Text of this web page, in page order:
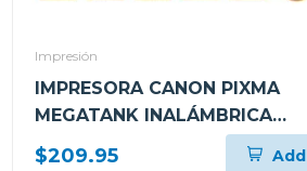
Impresión
IMPRESORA CANON PIXMA
MEGATANK INALÁMBRICA
MULTIFUNCIONAL G417
$209.95 Add